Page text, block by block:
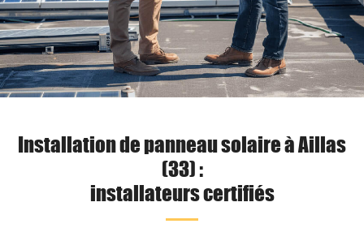
Installation de panneau solaire à Aillas
(33) :
installateurs certifiés